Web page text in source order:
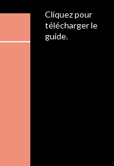
Cliquez pour
télécharger le
guide.